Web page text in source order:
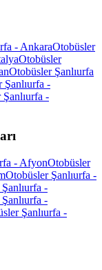
- AnkaraOtobüsler
Otobüsler
Otobüsler Şanlıurfa
Şanlıurfa -
-
- AfyonOtobüsler
Otobüsler Şanlıurfa -
-
-
Şanlıurfa -